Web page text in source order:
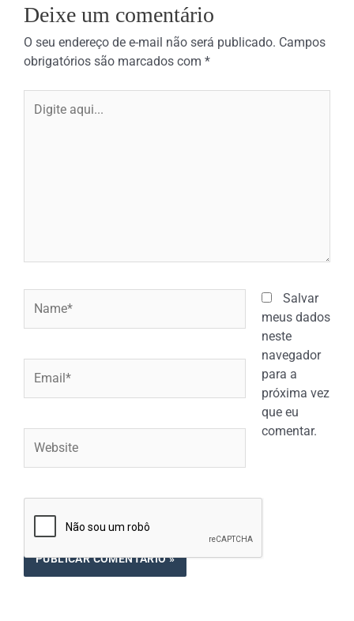
Deixe um comentário
O seu endereço de e-mail não será publicado. Campos
obrigatórios são marcados com *
aqui...
Salvar
meus dados
neste
navegador
para a
próxima vez
que eu
comentar.